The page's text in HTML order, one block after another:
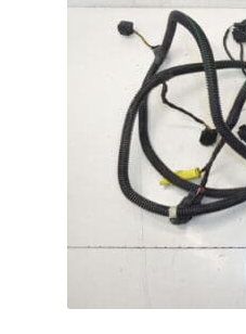
Procedura reklamacyjna
Zamówienia
Zasady i warunki